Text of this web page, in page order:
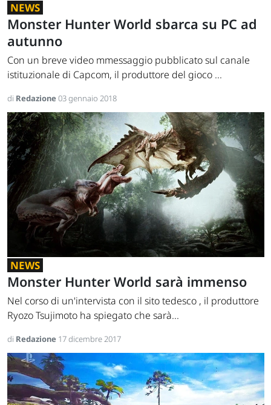
NEWS
Monster Hunter World sbarca su PC ad
autunno
Con un breve video mmessaggio pubblicato sul canale
istituzionale di Capcom, il produttore del gioco ...
di Redazione03 gennaio 2018
NEWS
Monster Hunter World sarà immenso
Nel corso di un'intervista con il sito tedesco , il produttore
Ryozo Tsujimoto ha spiegato che sarà...
di Redazione 17 dicembre 2017